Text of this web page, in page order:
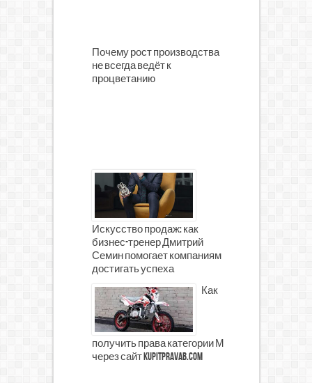
Почему рост производства
не всегда ведёт к
процветанию
Искусство продаж: как
бизнес-тренер Дмитрий
Семин помогает компаниям
достигать успеха
Как
получить права категории М
через сайт kupitpravab.com